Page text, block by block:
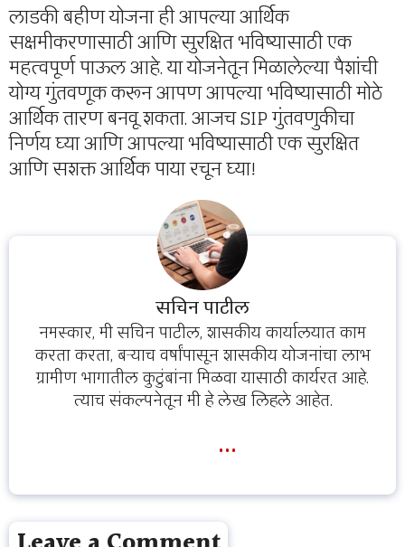
लाडकी बहीण योजना ही आपल्या आर्थिक
सक्षमीकरणासाठी आणि सुरक्षित भविष्यासाठी एक
महत्वपूर्ण पाऊल आहे. या योजनेतून मिळालेल्या पैशांची
योग्य गुंतवणूक करून आपण आपल्या भविष्यासाठी मोठे
आर्थिक तारण बनवू शकता. आजच SIP गुंतवणुकीचा
निर्णय घ्या आणि आपल्या भविष्यासाठी एक सुरक्षित
आणि सशक्त आर्थिक पाया रचून घ्या!
सचिन पाटील
नमस्कार, मी सचिन पाटील, शासकीय कार्यालयात काम
करता करता, बऱ्याच वर्षांपासून शासकीय योजनांचा लाभ
ग्रामीण भागातील कुटुंबांना मिळवा यासाठी कार्यरत आहे.
त्याच संकल्पनेतून मी हे लेख लिहले आहेत.
...